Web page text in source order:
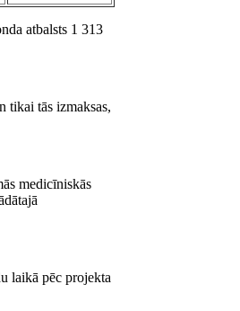
atbalsts 1 313
tikai tās izmaksas,
medicīniskās
laikā pēc projekta